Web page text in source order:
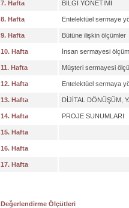
7. Hafta BİLGİ YÖNETİMİ
8. Hafta Entelektüel sermaye
9. Hafta Bütüne ilişkin ölçümler
10. Hafta İnsan sermayesi
11. Hafta Müşteri sermayesi
12. Hafta Entelektüel sermaya
13. Hafta DİJİTAL DÖNÜŞÜM,
14. Hafta PROJE SUNUMLARI
15. Hafta
16. Hafta
17. Hafta
Değerlendirme Ölçütleri